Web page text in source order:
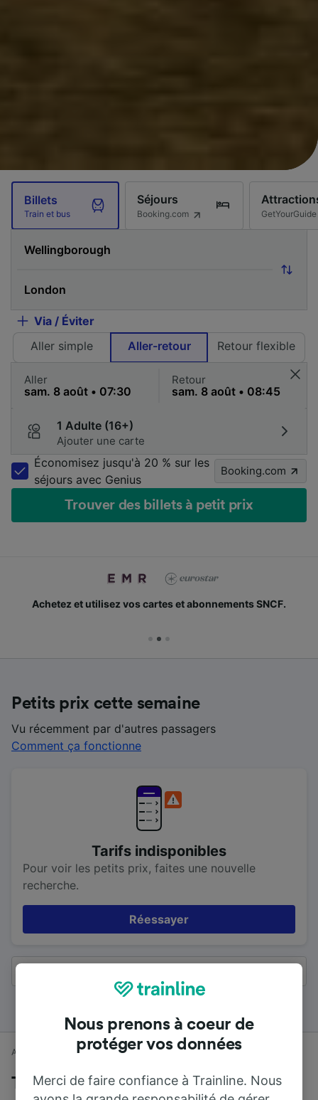
Billets
Train et bus
Séjours
Booking.com GetYourGuide
Via / Éviter
Aller simple
Aller-retour Retour flexible
Aller Retour
1 Adulte (16+)
Ajouter une carte
Économisez jusqu'à 20 % sur les
séjours avec Genius
Booking.com
Trouver des billets à petit prix
Achetez et utilisez vos cartes et abonnements SNCF.
Petits prix cette semaine
Vu récemment par d'autres passagers
Comment ça fonctionne
Tarifs indisponibles
Pour voir les petits prix, faites une nouvelle
recherche.
Réessayer
Accueil Horaires train Wellingborough à Londres
Trains de Wellingborough à Londres
Nous prenons à coeur de
protéger vos données
Merci de faire confiance à Trainline. Nous